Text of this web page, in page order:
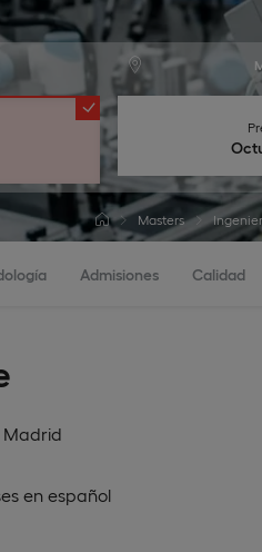
Masters
Admisiones Calidad
Madrid
en español